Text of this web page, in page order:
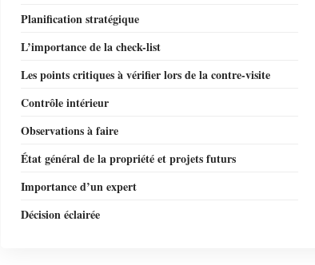
Planification stratégique
L’importance de la check-list
Les points critiques à vérifier lors de la contre-visite
Contrôle intérieur
Observations à faire
État général de la propriété et projets futurs
Importance d’un expert
Décision éclairée